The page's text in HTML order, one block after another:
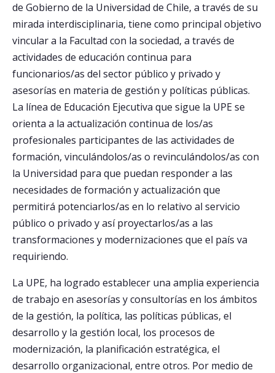
EXTENSIÓN
PUBLICACIONES
CENTROS
ADMISIÓN
Postulantes
Académicos
Funcionarios
Egresados
de Gobierno de la Universidad de Chile, a través de su
mirada interdisciplinaria, tiene como principal objetivo
vincular a la Facultad con la sociedad, a través de
actividades de educación continua para
funcionarios/as del sector público y privado y
asesorías en materia de gestión y políticas públicas.
La línea de Educación Ejecutiva que sigue la UPE se
orienta a la actualización continua de los/as
profesionales participantes de las actividades de
formación, vinculándolos/as o revinculándolos/as con
la Universidad para que puedan responder a las
necesidades de formación y actualización que
permitirá potenciarlos/as en lo relativo al servicio
público o privado y así proyectarlos/as a las
transformaciones y modernizaciones que el país va
requiriendo.
La UPE, ha logrado establecer una amplia experiencia
de trabajo en asesorías y consultorías en los ámbitos
de la gestión, la política, las políticas públicas, el
desarrollo y la gestión local, los procesos de
modernización, la planificación estratégica, el
desarrollo organizacional, entre otros. Por medio de